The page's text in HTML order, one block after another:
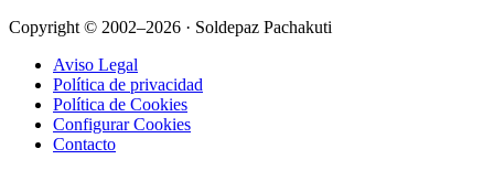
Copyright © 2002–2026 · Soldepaz Pachakuti
Aviso Legal
Política de privacidad
Política de Cookies
Configurar Cookies
Contacto